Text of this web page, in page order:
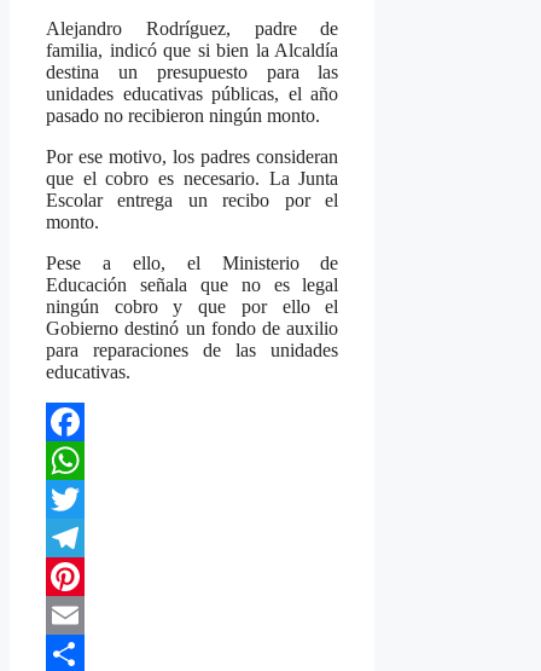
Alejandro Rodríguez, padre de
familia, indicó que si bien la Alcaldía
destina un presupuesto para las
unidades educativas públicas, el año
pasado no recibieron ningún monto.
Por ese motivo, los padres consideran
que el cobro es necesario. La Junta
Escolar entrega un recibo por el
monto.
Pese a ello, el Ministerio de
Educación señala que no es legal
ningún cobro y que por ello el
Gobierno destinó un fondo de auxilio
para reparaciones de las unidades
educativas.
Facebook
WhatsApp
Twitter
Telegram
Pinterest
Email